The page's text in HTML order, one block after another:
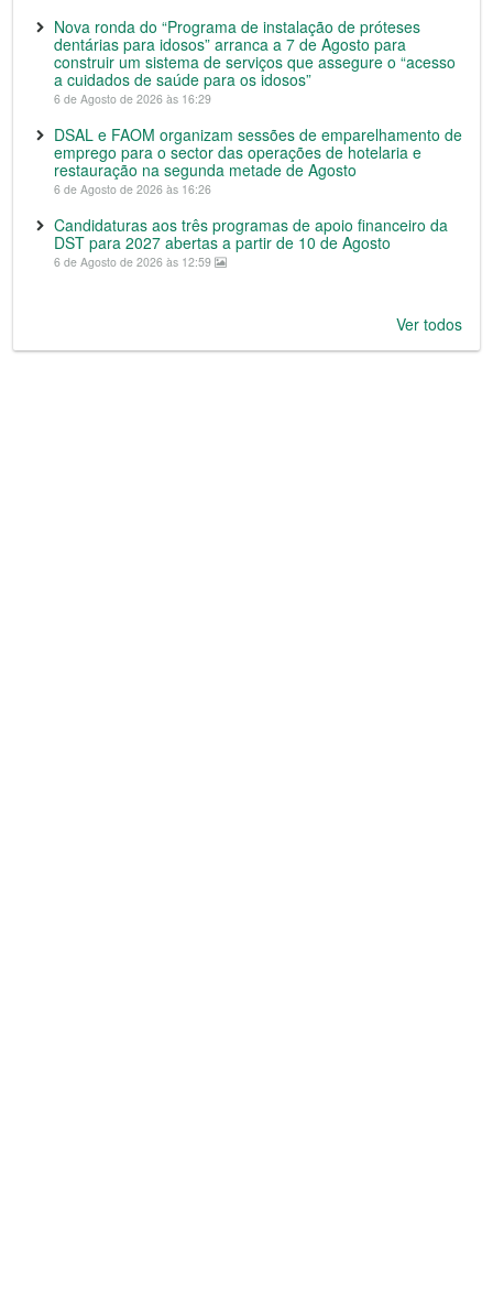
Nova ronda do “Programa de instalação de próteses
dentárias para idosos” arranca a 7 de Agosto para
construir um sistema de serviços que assegure o “acesso
a cuidados de saúde para os idosos”
6 de Agosto de 2026 às 16:29
DSAL e FAOM organizam sessões de emparelhamento de
emprego para o sector das operações de hotelaria e
restauração na segunda metade de Agosto
6 de Agosto de 2026 às 16:26
Candidaturas aos três programas de apoio financeiro da
DST para 2027 abertas a partir de 10 de Agosto
6 de Agosto de 2026 às 12:59
Ver todos